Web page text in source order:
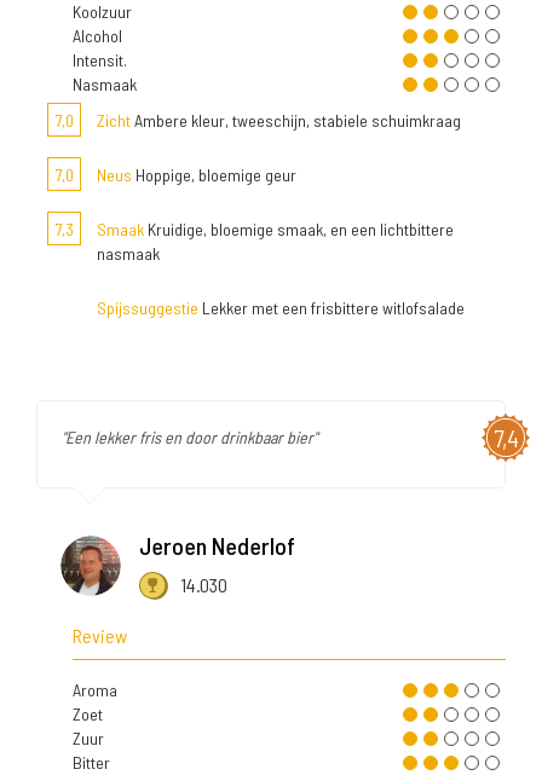
Koolzuur
Alcohol
Intensit.
Nasmaak
7,0
ZichtAmbere kleur, tweeschijn, stabiele schuimkraag
7,0 Neus Hoppige, bloemige geur
7,3 Smaak Kruidige, bloemige smaak, en een lichtbittere
nasmaak
Spijssuggestie Lekker met een frisbittere witlofsalade
7,4
"Een lekker fris en door drinkbaar bier"
Jeroen Nederlof
14.030
Review
Aroma
Zoet
Zuur
Bitter